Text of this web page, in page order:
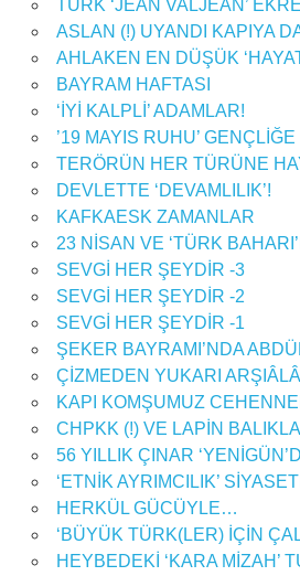
TÜRK ‘JEAN VALJEAN’
ASLAN (!) UYANDI KAPIYA
AHLAKEN EN DÜŞÜK
BAYRAM HAFTASI
‘İYİ KALPLİ’ ADAMLAR!
’19 MAYIS RUHU’
TERÖRÜN HER TÜRÜNE
DEVLETTE ‘DEVAMLILIK’!
KAFKAESK ZAMANLAR
23 NİSAN VE ‘TÜRK
SEVGİ HER ŞEYDİR -3
SEVGİ HER ŞEYDİR -2
SEVGİ HER ŞEYDİR -1
ŞEKER BAYRAMI’NDA
ÇİZMEDEN YUKARI
KAPI KOMŞUMUZ
CHPKK (!) VE LAPİN
56 YILLIK ÇINAR
‘ETNİK AYRIMCILIK’
HERKÜL GÜCÜYLE…
‘BÜYÜK TÜRK(LER) İÇİN
HEYBEDEKİ ‘KARA MİZAH’